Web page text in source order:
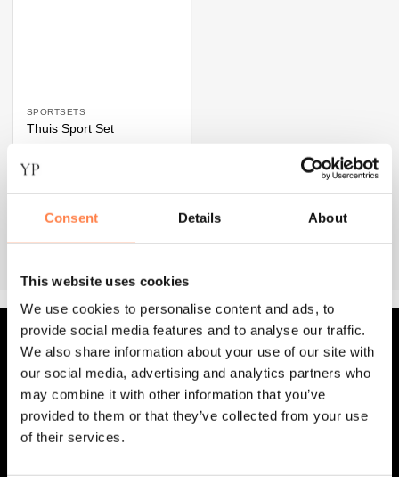
Consent Details About
This website uses cookies
We use cookies to personalise content and ads, to
provide social media features and to analyse our traffic.
We also share information about your use of our site with
our social media, advertising and analytics partners who
may combine it with other information that you’ve
provided to them or that they’ve collected from your use
of their services.
SPORTSETS
Thuis Sport Set
€43,25
WINKELWAGEN
OVER YOGA-PILATESSHOP
Jouw go-to webshop voor hoogwaardige yoga- en
pilatesproducten! Omdat wij zelf groot fan zijn van yoga en
pilates, hebben we jaren geleden deze webshop opgericht